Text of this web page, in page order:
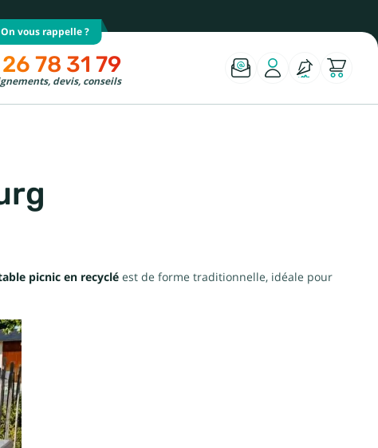
On vous rappelle ?
78 31 79
devis, conseils
picnic en recyclé est de forme traditionnelle, idéale pour